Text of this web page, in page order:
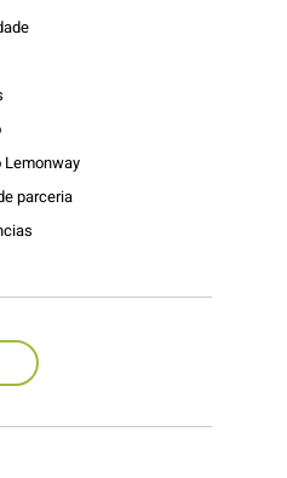
parceria